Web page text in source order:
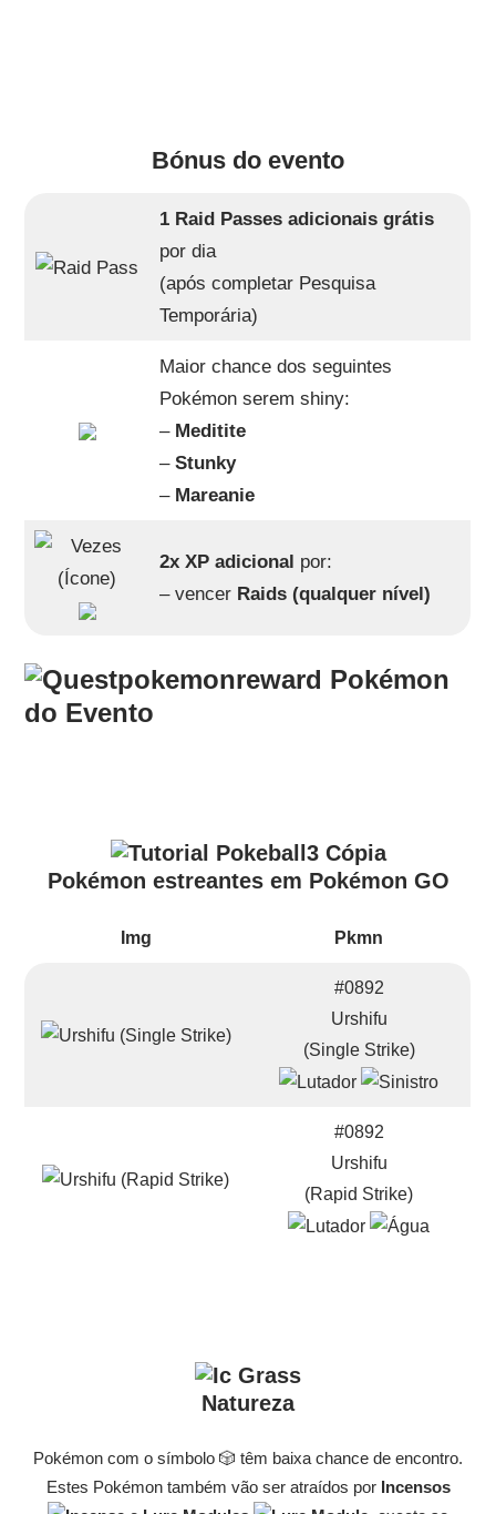
Bónus do evento
1 Raid Passes adicionais grátis
por dia
(após completar Pesquisa
Temporária)
Maior chance dos seguintes
Pokémon serem shiny:
– Meditite
–Stunky
– Mareanie
2x XP adicional por:
– vencer Raids (qualquer nível)
Pokémon
do Evento
Pokémon estreantes em Pokémon GO
Img Pkmn
#0892
Urshifu
(Single Strike)
#0892
Urshifu
(Rapid Strike)
Natureza
Pokémon com o símbolo 🎲 têm baixa chance de encontro.
Estes Pokémon também vão ser atraídos por Incensos